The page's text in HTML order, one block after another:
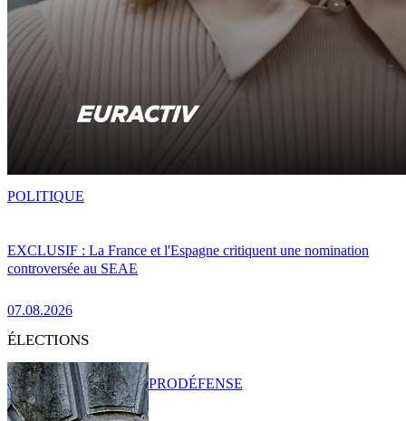
EXCLUSIF : La France et l'Espagne critiquent une nomination
controversée au SEAE
07.08.2026
POLITIQUE
ÉLECTIONS
PRODÉFENSE